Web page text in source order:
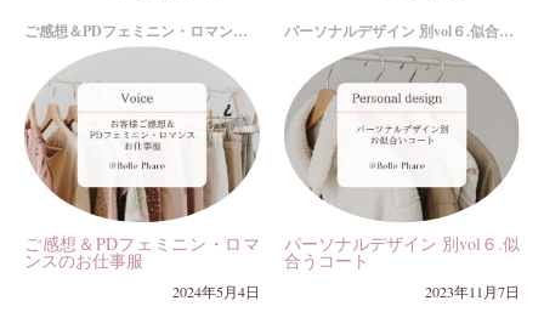
ート。 年々コートを含めてお
洋服はトレンド...
診断と合わせて、お似合いの...
ご感想＆PDフェミニン・ロマンスのお仕事服
ご感想＆PDフェミニン・ロマ
ンスのお仕事服
2024年5月4日
パーソナルデザイン 別vol６.似合うコート
パーソナルデザイン 別vol６.似
合うコート
2023年11月7日